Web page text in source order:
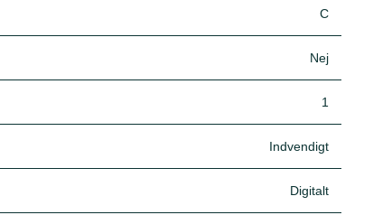
C
Nej
1
Indvendigt
Digitalt